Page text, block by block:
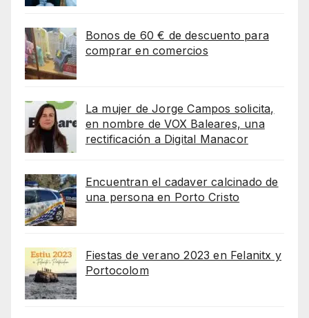
Bonos de 60 € de descuento para
comprar en comercios
La mujer de Jorge Campos solicita,
en nombre de VOX Baleares, una
rectificación a Digital Manacor
Encuentran el cadaver calcinado de
una persona en Porto Cristo
Fiestas de verano 2023 en Felanitx y
Portocolom